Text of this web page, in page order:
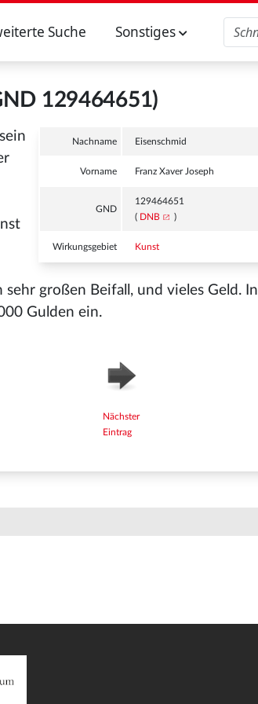
Suche Sonstiges
129464651)
Nachname Eisenschmid
Vorname Franz Xaver Joseph
GND
129464651
( DNB )
Wirkungsgebiet Kunst
großen Beifall, und vieles Geld. In
Gulden ein.
Nächster
Eintrag